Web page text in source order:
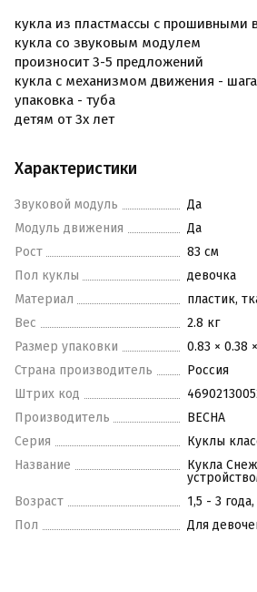
кукла из пластмассы с прошивными
кукла со звуковым модулем
произносит 3-5 предложений
кукла с механизмом движения -
упаковка - туба
детям от 3х лет
Характеристики
Звуковой модуль
Да
Модуль движения
Да
Рост
83 см
Пол куклы
девочка
Материал
пластик,
Вес
2.8 кг
Размер упаковки
0.83 × 0.38
Страна производитель
Россия
Штрих код
Производитель
ВЕСНА
Серия
Куклы
Название
Кукла
Возраст
1,5 - 3
Пол
Для